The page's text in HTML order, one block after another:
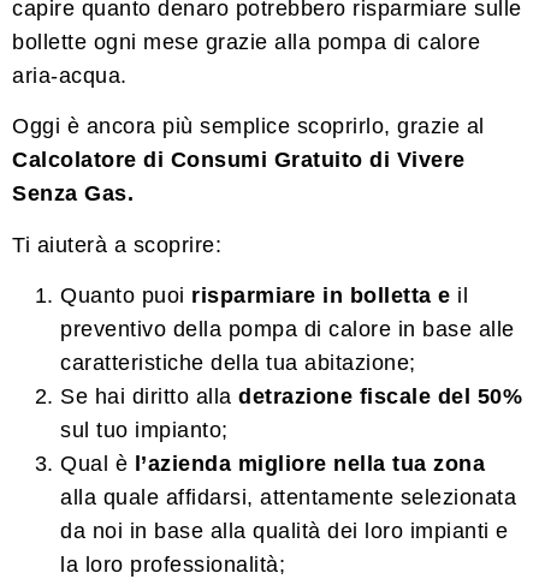
capire quanto denaro potrebbero risparmiare sulle
bollette ogni mese grazie alla pompa di calore
aria-acqua.
Oggi è ancora più semplice scoprirlo, grazie al
Calcolatore di Consumi Gratuito di Vivere
Senza Gas.
Ti aiuterà a scoprire:
Quanto puoi risparmiare in bolletta e il
preventivo della pompa di calore in base alle
caratteristiche della tua abitazione;
Se hai diritto alla detrazione fiscale del 50%
sul tuo impianto;
Qual è l’azienda migliore nella tua zona
alla quale affidarsi, attentamente selezionata
da noi in base alla qualità dei loro impianti e
la loro professionalità;